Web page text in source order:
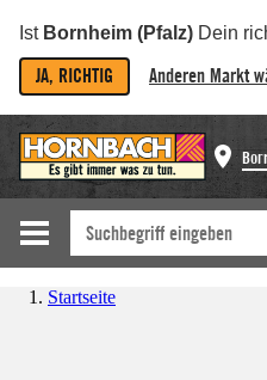
Ist Bornheim (Pfalz) Dein
JA, RICHTIG Anderen Markt
Startseite